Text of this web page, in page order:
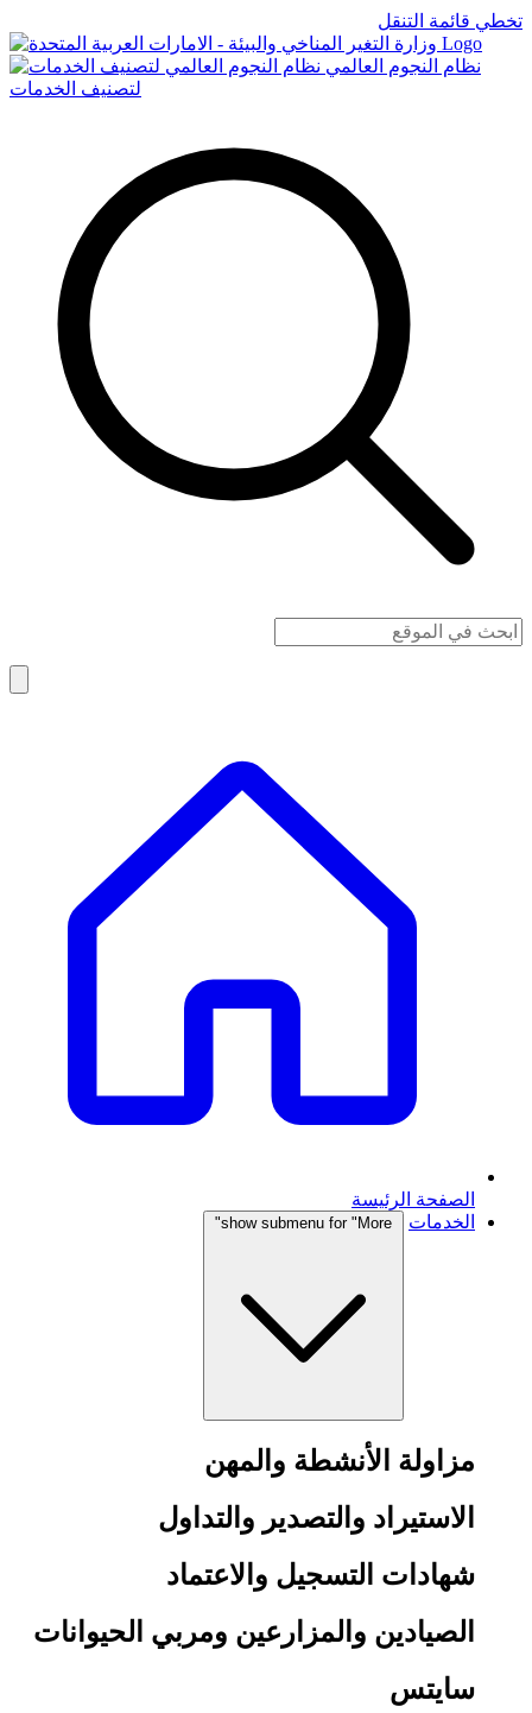
تخطي قائمة التنقل
Logo
نظام النجوم العالمي
لتصنيف الخدمات
الصفحة الرئيسة
الخدمات
show submenu for "More"
مزاولة الأنشطة والمهن
الاستيراد والتصدير والتداول
شهادات التسجيل والاعتماد
الصيادين والمزارعين ومربي الحيوانات
سايتس